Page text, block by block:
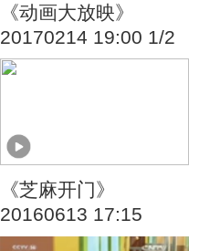
《动画大放映》
20170214 19:00 1/2
《芝麻开门》
20160613 17:15